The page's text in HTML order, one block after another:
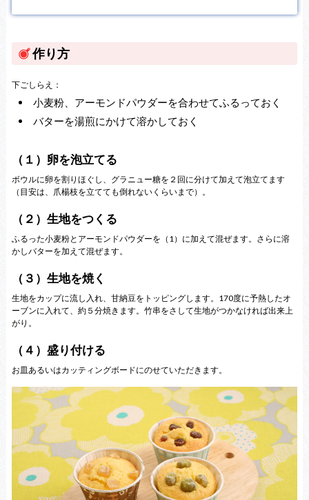
作り方
下ごしらえ：
小麦粉、アーモンドパウダーを合わせてふるっておく
バターを湯煎にかけて溶かしておく
（１）卵を泡立てる
ボウルに卵を割りほぐし、グラニュー糖を２回に分けて加えて泡立てます
（目安は、爪楊枝を立てても倒れないくらいまで）。
（２）生地をつくる
ふるった小麦粉とアーモンドパウダーを（1）に加えて混ぜます。さらに溶
かしバターを加えて混ぜます。
（３）生地を焼く
生地をカップに流し入れ、甘納豆をトッピングします。170度に予熱したオ
ーブンに入れて、約５分焼きます。竹串をさして生地がつかなければ出来上
がり。
（４）盛り付ける
お皿あるいはカッティングボードにのせていただきます。